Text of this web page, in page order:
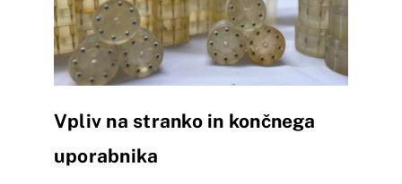
Vpliv na stranko in končnega
uporabnika